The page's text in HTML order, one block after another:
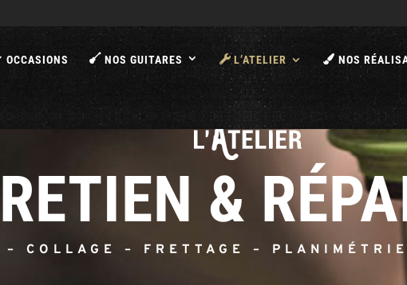
OCCASIONS A NOS GUITARES L’ATELIER NOS
&
– COLLAGE – FRETTAGE –